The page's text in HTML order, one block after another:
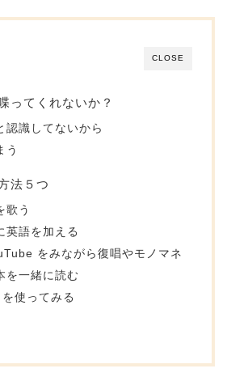
CLOSE
ってくれないか？
認識してないから
う
法５つ
歌う
英語を加える
をみながら復唱やモノマネ
を一緒に読む
使ってみる